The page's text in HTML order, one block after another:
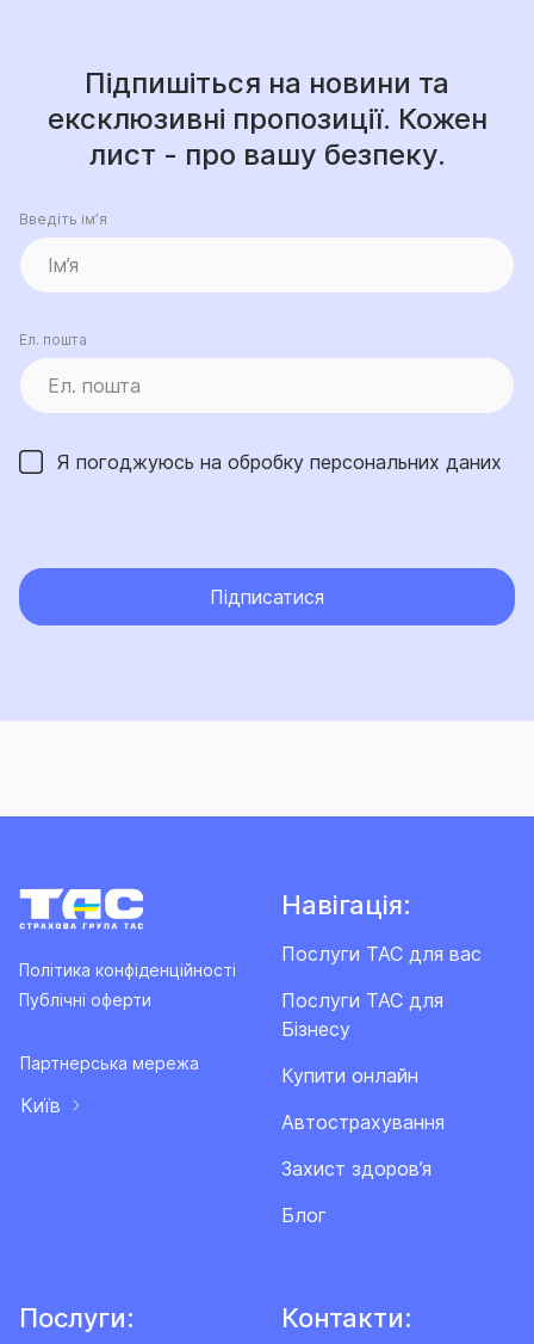
Підпишіться на новини та
ексклюзивні пропозиції. Кожен
лист - про вашу безпеку.
Введіть ім’я
Ел. пошта
Я погоджуюсь на обробку персональних даних
Підписатися
Політика конфіденційності
Публічні оферти
Партнерська мережа
Київ
Навігація:
Послуги ТАС для вас
Послуги ТАС для
Бізнесу
Купити онлайн
Автострахування
Захист здоров’я
Блог
Послуги: Контакти: